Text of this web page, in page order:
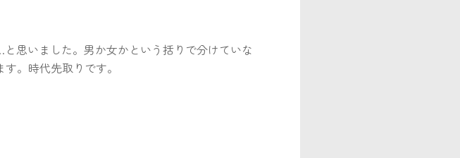
思いました。男か女かという括りで分けていな
。時代先取りです。